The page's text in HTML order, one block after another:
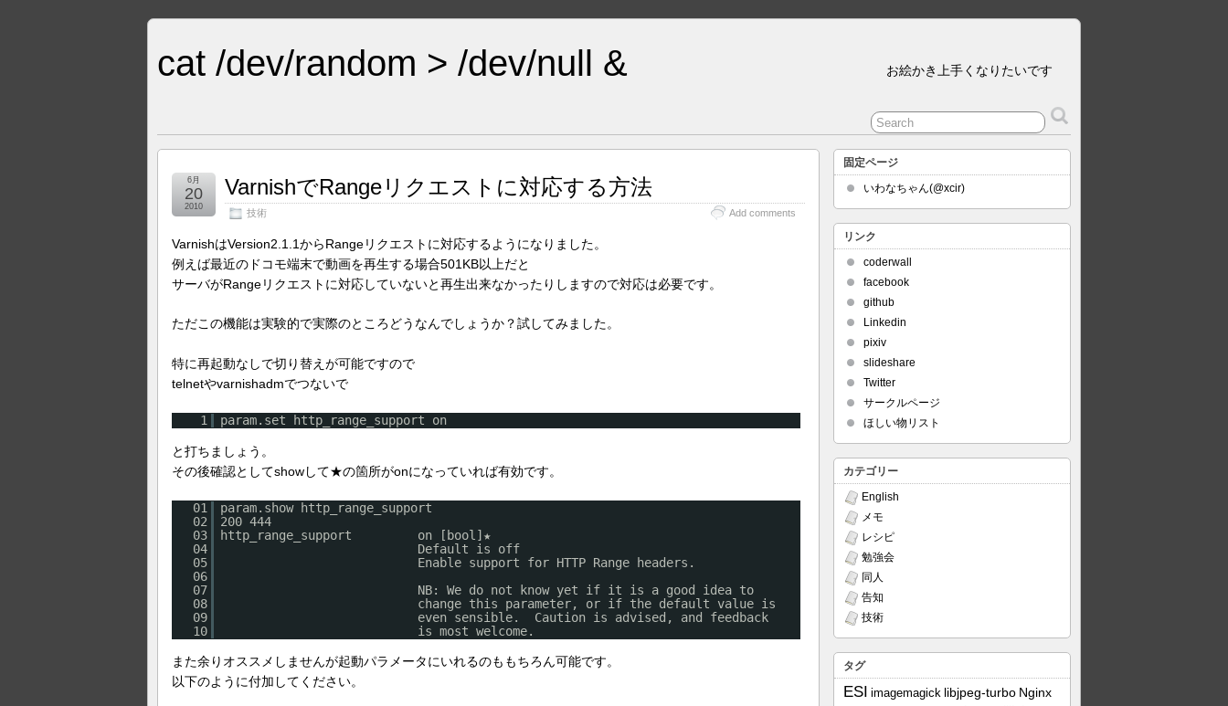
cat /dev/random > /dev/null & お絵かき上手くなりたいです
VarnishでRangeリクエストに対応する方法
技術 Add comments
6月
20
2010
VarnishはVersion2.1.1からRangeリクエストに対応するようになりました。
例えば最近のドコモ端末で動画を再生する場合501KB以上だと
サーバがRangeリクエストに対応していないと再生出来なかったりしますので対応は必要です。
ただこの機能は実験的で実際のところどうなんでしょうか？試してみました。
特に再起動なしで切り替えが可能ですので
telnetやvarnishadmでつないで
1 param.set http_range_support on
と打ちましょう。
その後確認としてshowして★の箇所がonになっていれば有効です。
01
param.show http_range_support
02
200 444
03
http_range_support on [bool]★
04
Default is off
05
Enable support for HTTP Range headers.
06
07
NB: We do not know yet if it is a good idea to
08
change this parameter, or if the default value is
09
even sensible. Caution is advised, and feedback
10
is most welcome.
また余りオススメしませんが起動パラメータにいれるのももちろん可能です。
以下のように付加してください。
固定ページ
いわなちゃん(@xcir)
リンク
coderwall
facebook
github
Linkedin
pixiv
slideshare
Twitter
サークルページ
ほしい物リスト
カテゴリー
English
メモ
レシピ
勉強会
同人
告知
技術
タグ
ESI imagemagick libjpeg-turbo Nginx